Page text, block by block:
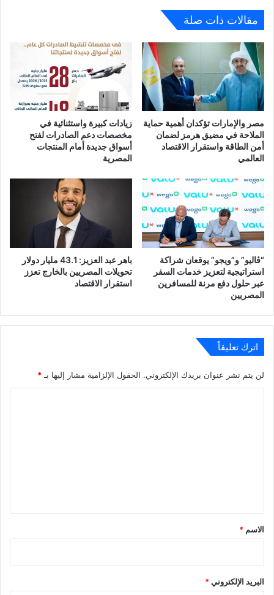
مليار
جنيه
مقالات ذات صلة
مصر والإمارات تؤكدان أهمية حماية
الملاحة في مضيق هرمز لضمان
أمن الطاقة واستقرار الاقتصاد
العالمي
زيادات كبيرة واستثنائية في
مخصصات دعم الصادرات لفتح
أسواق جديدة أمام المنتجات
المصرية
“ڤاليو” و”ويجو” يوقعان شراكة
استراتيجية لتعزيز خدمات السفر
عبر حلول دفع مرنة للمسافرين
المصريين
باهر عبد العزيز: 43.1 مليار دولار
تحويلات المصريين بالخارج تعزز
استقرار الاقتصاد
اترك تعليقاً
لن يتم نشر عنوان بريدك الإلكتروني. الحقول الإلزامية مشار إليها بـ*
*
الاسم *
البريد الإلكتروني*